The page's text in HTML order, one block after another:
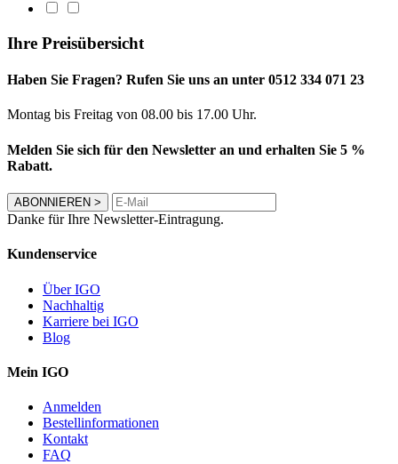
Ihre Preisübersicht
Haben Sie Fragen? Rufen Sie uns an unter 0512 334 071 23
Montag bis Freitag von 08.00 bis 17.00 Uhr.
Melden Sie sich für den Newsletter an und erhalten Sie 5 %
Rabatt.
ABONNIEREN >
Danke für Ihre Newsletter-Eintragung.
Kundenservice
Über IGO
Nachhaltig
Karriere bei IGO
Blog
Mein IGO
Anmelden
Bestellinformationen
Kontakt
FAQ